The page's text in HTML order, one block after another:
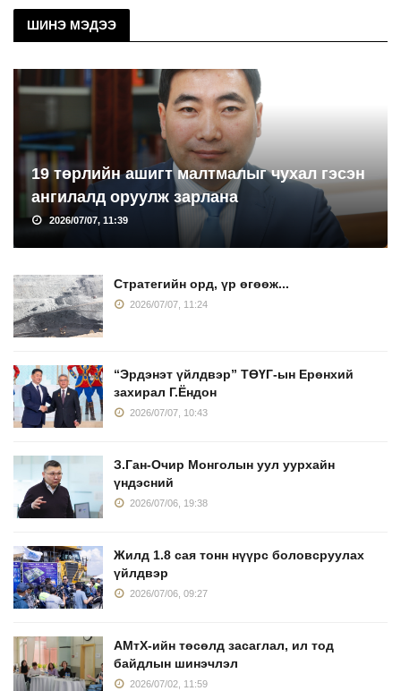
ШИНЭ МЭДЭЭ
19 төрлийн ашигт малтмалыг чухал гэсэн
ангилалд оруулж зарлана
2026/07/07, 11:39
Стратегийн орд, үр өгөөж...
2026/07/07, 11:24
“Эрдэнэт үйлдвэр” ТӨҮГ-ын Ерөнхий
захирал Г.Ёндон
2026/07/07, 10:43
З.Ган-Очир Монголын уул уурхайн
үндэсний
2026/07/06, 19:38
Жилд 1.8 сая тонн нүүрс боловсруулах
үйлдвэр
2026/07/06, 09:27
АМтХ-ийн төсөлд засаглал, ил тод
байдлын шинэчлэл
2026/07/02, 11:59